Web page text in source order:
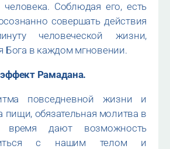
Соблюдая его, есть
совершать действия
человеческой жизни,
Бога в каждом мгновении.
Рамадана.
повседневной жизни и
обязательная молитва в
время дают возможность
с нашим телом и